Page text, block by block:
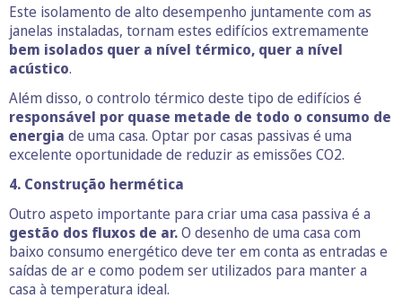
Este isolamento de alto desempenho juntamente com as
janelas instaladas, tornam estes edifícios extremamente
bem isolados quer a nível térmico, quer a nível
acústico.
Além disso, o controlo térmico deste tipo de edifícios é
responsável por quase metade de todo o consumo de
energia de uma casa. Optar por casas passivas é uma
excelente oportunidade de reduzir as emissões CO2.
4. Construção hermética
Outro aspeto importante para criar uma casa passiva é a
gestão dos fluxos de ar.O desenho de uma casa com
baixo consumo energético deve ter em conta as entradas e
saídas de ar e como podem ser utilizados para manter a
casa à temperatura ideal.